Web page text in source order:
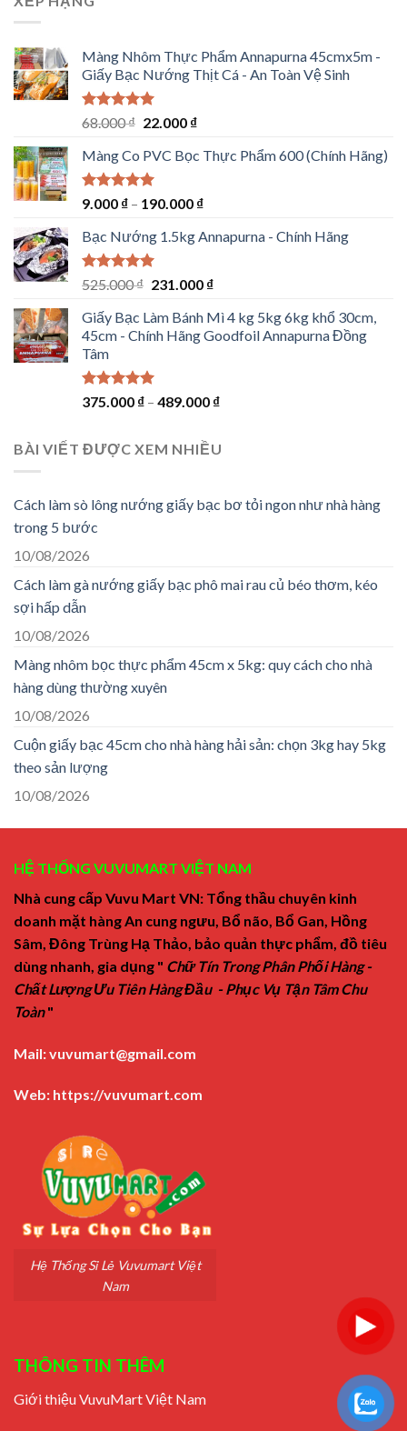
thường
xuyên
Màng Nhôm Thực Phẩm Annapurna 45cmx5m -
Giấy Bạc Nướng Thịt Cá - An Toàn Vệ Sinh
Được xếp
5 sao
68.000₫ Giá
là:
68.000 ₫.
22.000 ₫Giá
tại
22.000 ₫.
Màng Co PVC Bọc Thực Phẩm 600 (Chính Hãng)
Được xếp
5 sao
9.000 ₫ – 190.000 ₫
Bạc Nướng 1.5kg Annapurna - Chính Hãng
Được xếp
5 sao
525.000₫ Giá
là:
525.000 ₫.
231.000 ₫Giá
tại
là:
Giấy Bạc Làm Bánh Mì 4 kg 5kg 6kg khổ 30cm,
45cm - Chính Hãng Goodfoil Annapurna Đồng
Tâm
Được xếp
375.000 ₫ – 489.000 ₫
BÀI VIẾT ĐƯỢC XEM NHIỀU
Cách làm sò lông nướng giấy bạc bơ tỏi ngon như nhà hàng
trong 5 bước
10/08/2026
Cách làm gà nướng giấy bạc phô mai rau củ béo thơm, kéo
sợi hấp dẫn
10/08/2026
Màng nhôm bọc thực phẩm 45cm x 5kg: quy cách cho nhà
hàng dùng thường xuyên
10/08/2026
Cuộn giấy bạc 45cm cho nhà hàng hải sản: chọn 3kg hay 5kg
theo sản lượng
10/08/2026
HỆ THỐNG VUVUMART VIỆT NAM
Nhà cung cấp Vuvu Mart VN: Tổng thầu chuyên kinh
doanh mặt hàng An cung ngưu, Bổ não, Bổ Gan, Hồng
Sâm, Đông Trùng Hạ Thảo, bảo quản thực phẩm, đồ tiêu
dùng nhanh, gia dụng " Chữ Tín Trong Phân Phối Hàng -
Chất Lượng Ưu Tiên Hàng Đầu - Phục Vụ Tận Tâm Chu
Toàn"
Mail:vuvumart@gmail.com
Web: https://vuvumart.com
Hệ Thống Sỉ Lẻ Vuvumart Việt
Nam
THÔNG TIN THÊM
Giới thiệu VuvuMart Việt Nam